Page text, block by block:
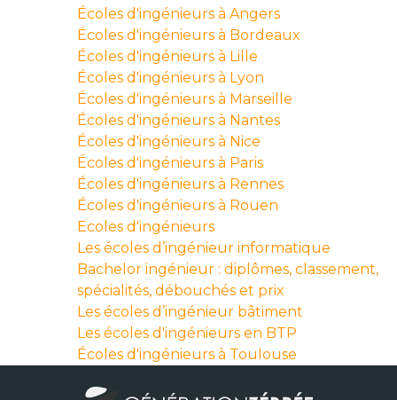
Écoles d'ingénieurs à Angers
Écoles d'ingénieurs à Bordeaux
Écoles d'ingénieurs à Lille
Écoles d'ingénieurs à Lyon
Écoles d'ingénieurs à Marseille
Écoles d'ingénieurs à Nantes
Écoles d'ingénieurs à Nice
Écoles d'ingénieurs à Paris
Écoles d'ingénieurs à Rennes
Écoles d'ingénieurs à Rouen
Ecoles d'ingénieurs
Les écoles d’ingénieur informatique
Bachelor ingénieur : diplômes, classement,
spécialités, débouchés et prix
Les écoles d’ingénieur bâtiment
Les écoles d'ingénieurs en BTP
Écoles d'ingénieurs à Toulouse